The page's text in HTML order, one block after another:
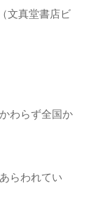
文真堂書店ビ
わらず全国か
らわれてい